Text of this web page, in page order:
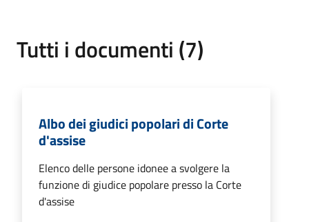
Tutti i documenti (7)
Albo dei giudici popolari di Corte
d'assise
Elenco delle persone idonee a svolgere la
funzione di giudice popolare presso la Corte
d'assise